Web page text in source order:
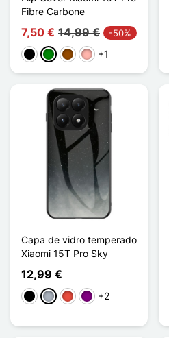
Fibre Carbone
7,50 € 14,99 € -50%
PretoVerdeCastanho
Ouro rosa
+1
Capa de vidro temperado
Xiaomi 15T Pro Sky
12,99 €
PretoCinzentoVermelho
Púrpura
+2